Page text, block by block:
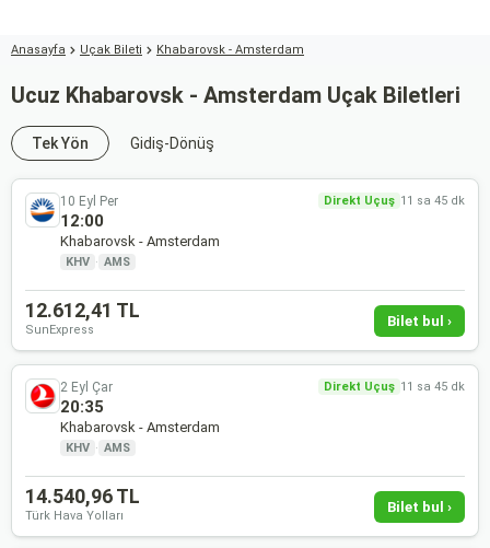
Anasayfa Uçak Bileti Khabarovsk - Amsterdam
Ucuz Khabarovsk - Amsterdam Uçak Biletleri
Tek Yön Gidiş-Dönüş
10 Eyl Per Direkt Uçuş 11 sa 45 dk
12:00
Khabarovsk - Amsterdam
KHV · AMS
12.612,41 TL
SunExpress
Bilet bul ›
2 Eyl Çar Direkt Uçuş 11 sa 45 dk
20:35
Khabarovsk - Amsterdam
KHV · AMS
14.540,96 TL
Türk Hava Yolları
Bilet bul ›